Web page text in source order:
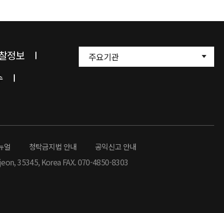
정보
주요기관
얼 청탁금지법 안내 공익신고 안내
35345, Korea FAX. 070-4850-8303